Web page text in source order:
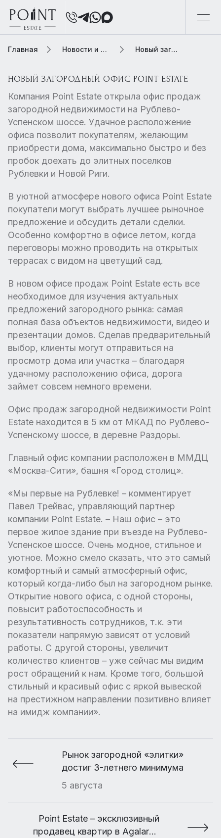
Главная Новости и обзоры Новый загородный офис Point Estate
НОВЫЙ ЗАГОРОДНЫЙ ОФИС POINT ESTATE
Компания Point Estate открыла офис продаж
загородной недвижимости на Рублево-
Успенском шоссе. Удачное расположение
офиса позволит покупателям, желающим
приобрести дома, максимально быстро и без
пробок доехать до элитных поселков
Рублевки и Новой Риги.
В уютной атмосфере нового офиса Point Estate
покупатели могут выбрать лучшее рыночное
предложение и обсудить детали сделки.
Особенно комфортно в офисе летом, когда
переговоры можно проводить на открытых
террасах с видом на цветущий сад.
В новом офисе продаж Point Estate есть все
необходимое для изучения актуальных
предложений загородного рынка: самая
полная база объектов недвижимости, видео и
презентации домов. Сделав предварительный
выбор, клиенты могут отправиться на
просмотр дома или участка – благодаря
удачному расположению офиса, дорога
займет совсем немного времени.
Офис продаж загородной недвижимости Point
Estate находится в 5 км от МКАД по Рублево-
Успенскому шоссе, в деревне Раздоры.
Главный офис компании расположен в ММДЦ
«Москва-Сити», башня «Город столиц».
«Мы первые на Рублевке! – комментирует
Павел Трейвас, управляющий партнер
компании Point Estate. – Наш офис – это
первое жилое здание при въезде на Рублево-
Успенское шоссе. Очень модное, стильное и
уютное. Можно смело сказать, что это самый
комфортный и самый атмосферный офис,
который когда-либо был на загородном рынке.
Открытие нового офиса, с одной стороны,
повысит работоспособность и
результативность сотрудников, т.к. эти
показатели напрямую зависят от условий
работы. С другой стороны, увеличит
количество клиентов – уже сейчас мы видим
рост обращений к нам. Кроме того, большой
стильный и красивый офис с яркой вывеской
на престижном направлении позитивно влияет
на имидж компании».
Рынок загородной «элитки»
достиг 3-летнего минимума
5 августа
Point Estate – эксклюзивный
продавец квартир в Agalarov